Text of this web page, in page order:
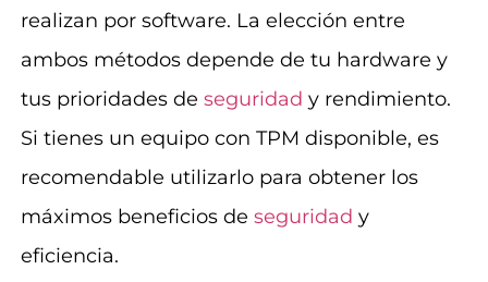
realizan por software. La elección entre
ambos métodos depende de tu hardware y
tus prioridades de seguridad y rendimiento.
Si tienes un equipo con TPM disponible, es
recomendable utilizarlo para obtener los
máximos beneficios de seguridad y
eficiencia.